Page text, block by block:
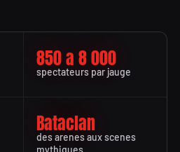
850 a 8 000
spectateurs par jauge
Bataclan
des arenes aux scenes
mythiques